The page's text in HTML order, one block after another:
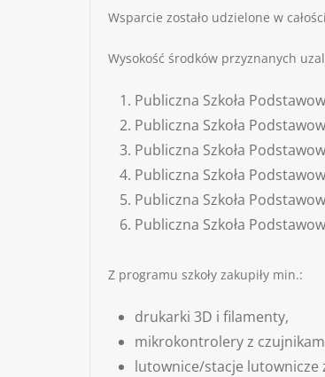
Wsparcie zostało udzielone w
Wysokość środków przyznanych
Publiczna Szkoła
Publiczna Szkoła
Publiczna Szkoła
Publiczna Szkoła
Publiczna Szkoła
Publiczna Szkoła
Z programu szkoły zakupiły min.:
drukarki 3D i filamenty,
mikrokontrolery z
lutownice/stacje lutownicze